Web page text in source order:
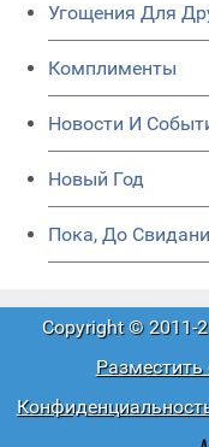
Угощения Для
Комплименты
Новости И
Новый Год
Пока, До
Copyright © 2011-